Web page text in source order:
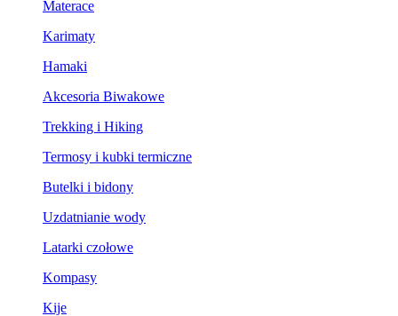
Materace
Karimaty
Hamaki
Akcesoria Biwakowe
Trekking i Hiking
Termosy i kubki termiczne
Butelki i bidony
Uzdatnianie wody
Latarki czołowe
Kompasy
Kije